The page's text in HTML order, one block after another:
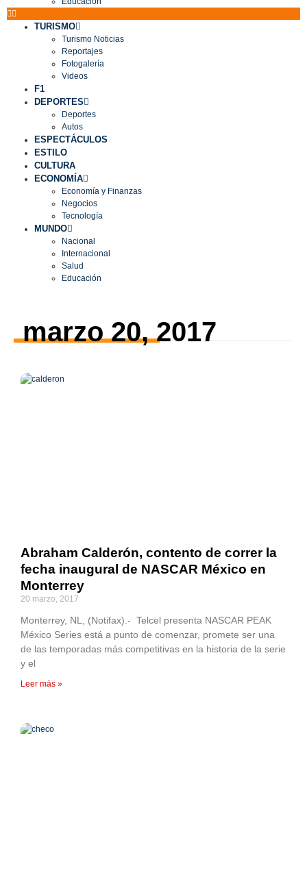
TURISMO
Turismo Noticias
Reportajes
Fotogalería
Videos
F1
DEPORTES
Deportes
Autos
ESPECTÁCULOS
ESTILO
CULTURA
ECONOMÍA
Economía y Finanzas
Negocios
Tecnología
MUNDO
Nacional
Internacional
Salud
Educación
marzo 20, 2017
Abraham Calderón, contento de correr la
fecha inaugural de NASCAR México en
Monterrey
20 marzo, 2017
Monterrey, NL, (Notifax).- Telcel presenta NASCAR PEAK
México Series está a punto de comenzar, promete ser una
de las temporadas más competitivas en la historia de la serie
y el
Leer más »